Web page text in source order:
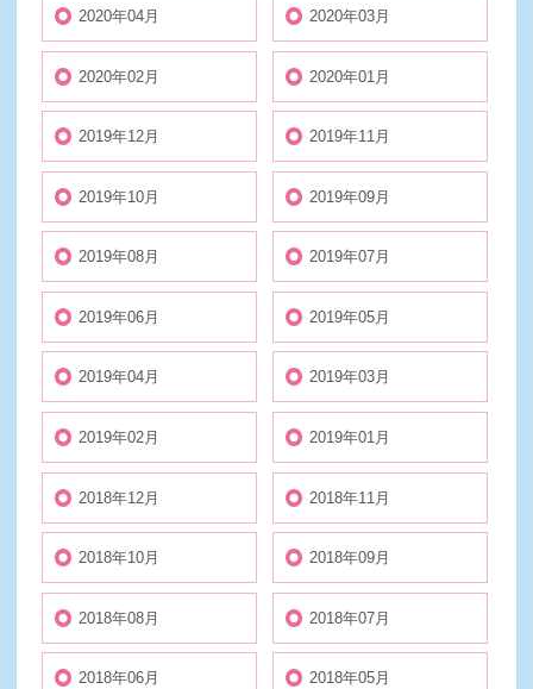
2020年04月 2020年03月
2020年02月 2020年01月
2019年12月 2019年11月
2019年10月 2019年09月
2019年08月 2019年07月
2019年06月 2019年05月
2019年04月 2019年03月
2019年02月 2019年01月
2018年12月 2018年11月
2018年10月 2018年09月
2018年08月 2018年07月
2018年06月 2018年05月